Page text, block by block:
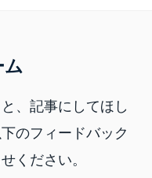
ム
、記事にしてほし
のフィードバック
ください。